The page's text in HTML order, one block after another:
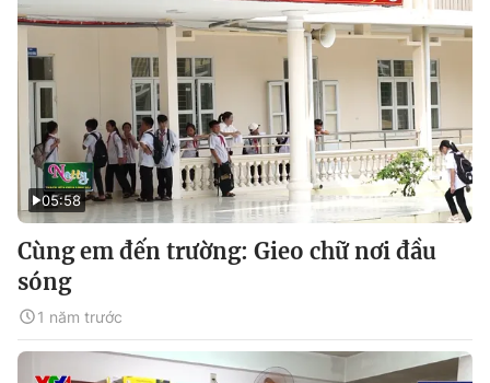
05:58
Cùng em đến trường: Gieo chữ nơi đầu
sóng
1 năm trước